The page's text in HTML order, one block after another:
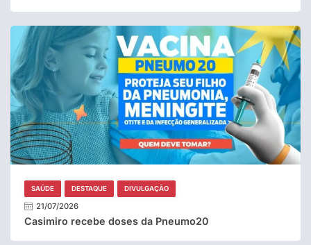
SAÚDE DESTAQUE DIVULGAÇÃO
21/07/2026
Casimiro recebe doses da Pneumo20